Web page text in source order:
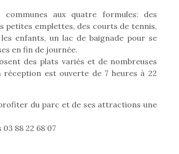
aux quatre formules: des
petites emplettes, des courts de tennis,
enfants, un lac de baignade pour se
en fin de journée.
des plats variés et de nombreuses
réception est ouverte de 7 heures à 22
du parc et de ses attractions une
88 22 68 07
T’AS TON NERF ?
A l’heure du
déconfinement, des
premières grosses
chaleurs et des futures
vacances estivales, le
les plus petits
commencer à s’y
La trottinette…